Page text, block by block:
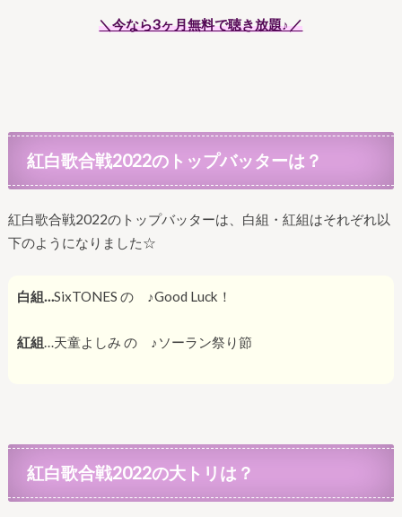
＼今なら3ヶ月無料で聴き放題♪／
紅白歌合戦2022のトップバッターは？
紅白歌合戦2022のトップバッターは、白組・紅組はそれぞれ以
下のようになりました☆
白組…SixTONES の ♪Good Luck！
紅組…天童よしみ の ♪ソーラン祭り節
紅白歌合戦2022の大トリは？